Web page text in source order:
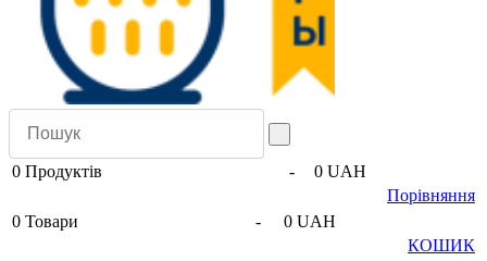
0 Продуктів -
0 UAH
Порівняння
0 Товари -
0 UAH
КОШИК